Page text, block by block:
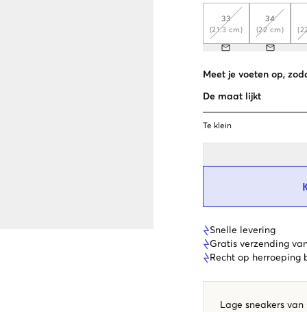
33
(21.3 cm)
34
(22 cm)
Meet je voeten op,
De maat lijkt
Te klein
Snelle levering
Gratis verzending
Recht op herroeping
Lage sneakers